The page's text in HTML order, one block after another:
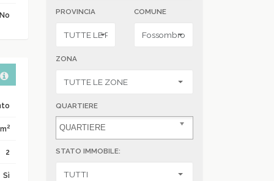
No
2
2
Sì
PROVINCIA COMUNE
ZONA
QUARTIERE
STATO IMMOBILE: